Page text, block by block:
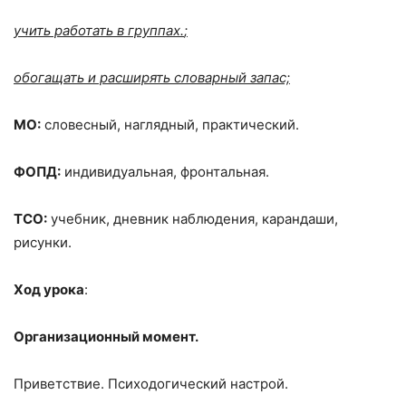
учить работать в группах.;
обогащать и расширять словарный запас;
МО: словесный, наглядный, практический.
ФОПД: индивидуальная, фронтальная.
ТСО: учебник, дневник наблюдения, карандаши,
рисунки.
Ход урока:
Организационный момент.
Приветствие. Психодогический настрой.